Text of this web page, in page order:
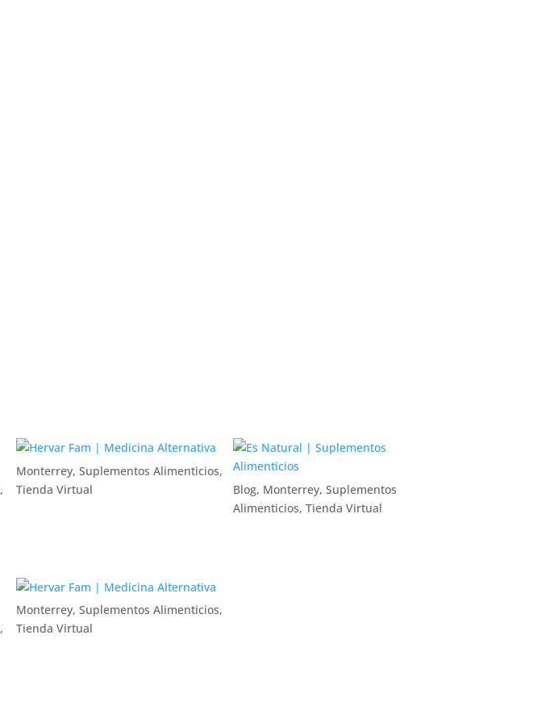
,
Monterrey, Suplementos Alimenticios,
Tienda Virtual
Blog, Monterrey, Suplementos
Alimenticios, Tienda Virtual
,
Monterrey, Suplementos Alimenticios,
Tienda Virtual